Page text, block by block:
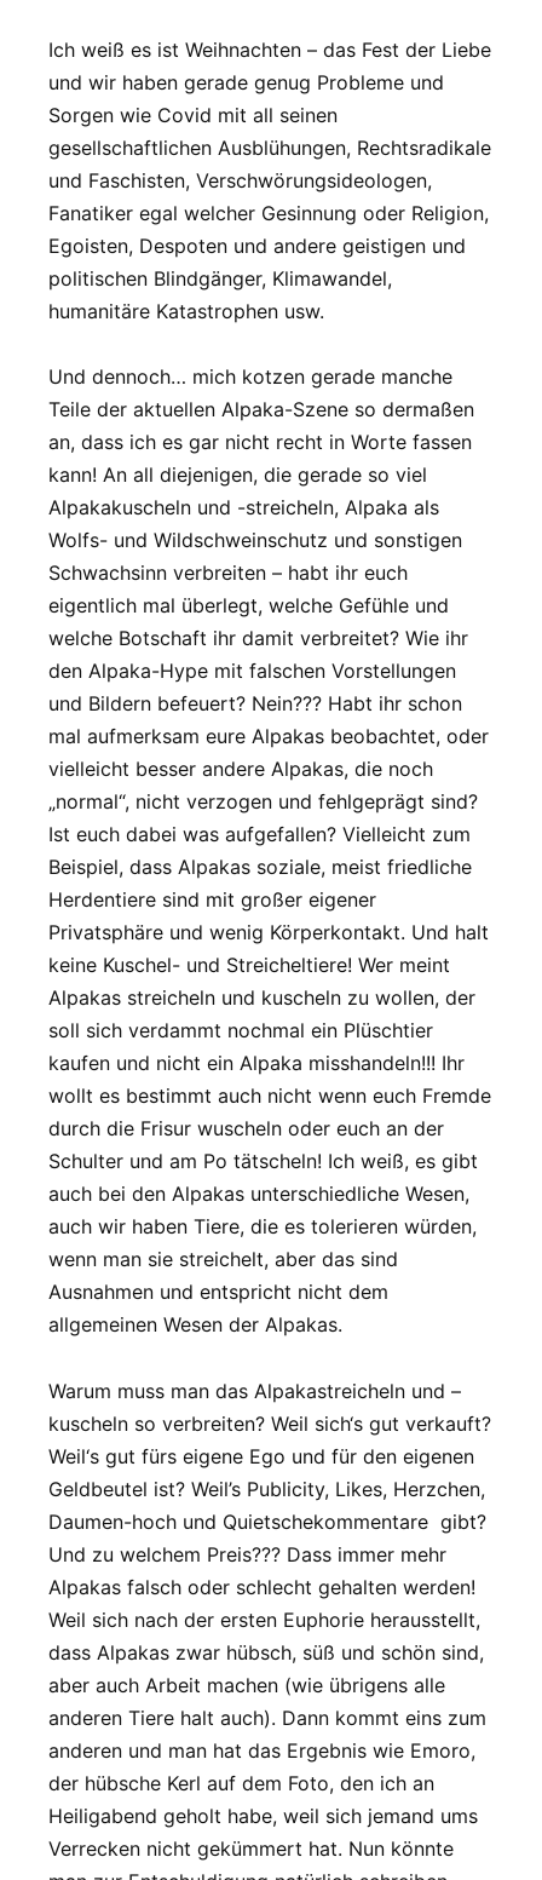
Ich weiß es ist Weihnachten – das Fest der Liebe
und wir haben gerade genug Probleme und
Sorgen wie Covid mit all seinen
gesellschaftlichen Ausblühungen, Rechtsradikale
und Faschisten, Verschwörungsideologen,
Fanatiker egal welcher Gesinnung oder Religion,
Egoisten, Despoten und andere geistigen und
politischen Blindgänger, Klimawandel,
humanitäre Katastrophen usw.
Und dennoch… mich kotzen gerade manche
Teile der aktuellen Alpaka-Szene so dermaßen
an, dass ich es gar nicht recht in Worte fassen
kann! An all diejenigen, die gerade so viel
Alpakakuscheln und -streicheln, Alpaka als
Wolfs- und Wildschweinschutz und sonstigen
Schwachsinn verbreiten – habt ihr euch
eigentlich mal überlegt, welche Gefühle und
welche Botschaft ihr damit verbreitet? Wie ihr
den Alpaka-Hype mit falschen Vorstellungen
und Bildern befeuert? Nein??? Habt ihr schon
mal aufmerksam eure Alpakas beobachtet, oder
vielleicht besser andere Alpakas, die noch
„normal“, nicht verzogen und fehlgeprägt sind?
Ist euch dabei was aufgefallen? Vielleicht zum
Beispiel, dass Alpakas soziale, meist friedliche
Herdentiere sind mit großer eigener
Privatsphäre und wenig Körperkontakt. Und halt
keine Kuschel- und Streicheltiere! Wer meint
Alpakas streicheln und kuscheln zu wollen, der
soll sich verdammt nochmal ein Plüschtier
kaufen und nicht ein Alpaka misshandeln!!! Ihr
wollt es bestimmt auch nicht wenn euch Fremde
durch die Frisur wuscheln oder euch an der
Schulter und am Po tätscheln! Ich weiß, es gibt
auch bei den Alpakas unterschiedliche Wesen,
auch wir haben Tiere, die es tolerieren würden,
wenn man sie streichelt, aber das sind
Ausnahmen und entspricht nicht dem
allgemeinen Wesen der Alpakas.
Warum muss man das Alpakastreicheln und –
kuscheln so verbreiten? Weil sich‘s gut verkauft?
Weil‘s gut fürs eigene Ego und für den eigenen
Geldbeutel ist? Weil’s Publicity, Likes, Herzchen,
Daumen-hoch und Quietschekommentare gibt?
Und zu welchem Preis??? Dass immer mehr
Alpakas falsch oder schlecht gehalten werden!
Weil sich nach der ersten Euphorie herausstellt,
dass Alpakas zwar hübsch, süß und schön sind,
aber auch Arbeit machen (wie übrigens alle
anderen Tiere halt auch). Dann kommt eins zum
anderen und man hat das Ergebnis wie Emoro,
der hübsche Kerl auf dem Foto, den ich an
Heiligabend geholt habe, weil sich jemand ums
Verrecken nicht gekümmert hat. Nun könnte